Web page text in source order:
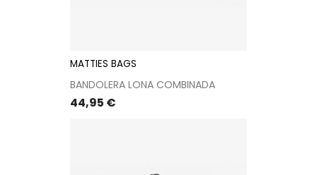
MATTIES BAGS
BANDOLERA LONA COMBINADA
Precio
44,95 €